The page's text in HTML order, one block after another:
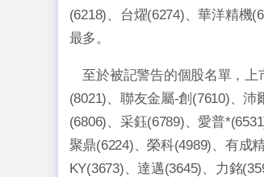
(6218)、台燿(6274)、華洋精機
最多。
至於被記警告的個股名單，上
(8021)、聯友金屬-創(7610)、
(6806)、采鈺(6789)、愛普
聚鼎(6224)、榮科(4989)、有成
KY(3673)、達邁(3645)、力銘